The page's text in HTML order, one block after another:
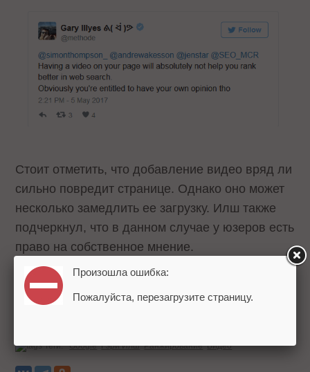
Стоит отметить, что добавление видео вряд ли
сильно повредит странице. Однако оно может
несколько замедлить ее загрузку. Илш также
подчеркнул, что в данном случае у юзеров есть
право на собственное мнение.
А что думаете вы?
Теги: Google Гэри Илш Ранжирование Видео
Произошла ошибка:
Пожалуйста, перезагрузите страницу.